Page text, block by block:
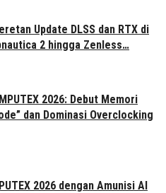
Update DLSS dan RTX di
2 hingga Zenless…
2026: Debut Memori
dan Dominasi Overclocking
2026 dengan Amunisi AI